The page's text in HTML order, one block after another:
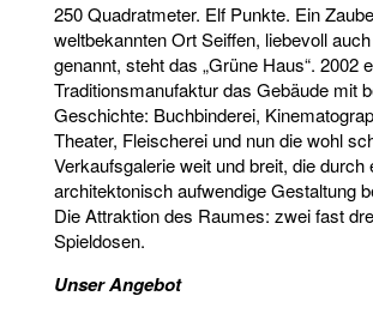
250 Quadratmeter. Elf Punkte. Ein
weltbekannten Ort Seiffen, liebevoll
genannt, steht das „Grüne Haus“. 2002
Traditionsmanufaktur das Gebäude mit
Geschichte: Buchbinderei,
Theater, Fleischerei und nun die wohl
Verkaufsgalerie weit und breit, die durch
architektonisch aufwendige Gestaltung
Die Attraktion des Raumes: zwei fast
Spieldosen.
Unser Angebot